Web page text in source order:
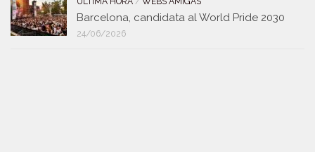
Barcelona, candidata al World Pride 2030
24/06/2026